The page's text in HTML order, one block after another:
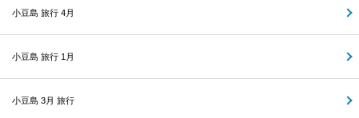
小豆島 旅行 4月
小豆島 旅行 1月
小豆島 3月 旅行